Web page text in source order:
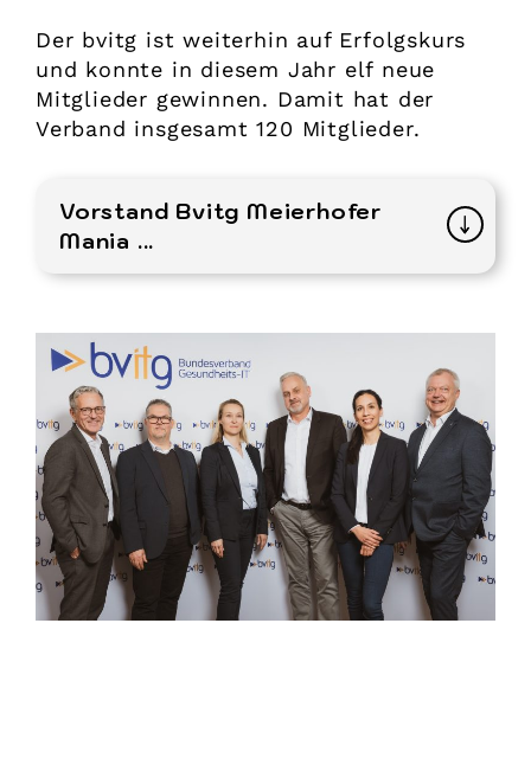
Der bvitg ist weiterhin auf Erfolgskurs
und konnte in diesem Jahr elf neue
Mitglieder gewinnen. Damit hat der
Verband insgesamt 120 Mitglieder.
Vorstand Bvitg Meierhofer
Mania ...